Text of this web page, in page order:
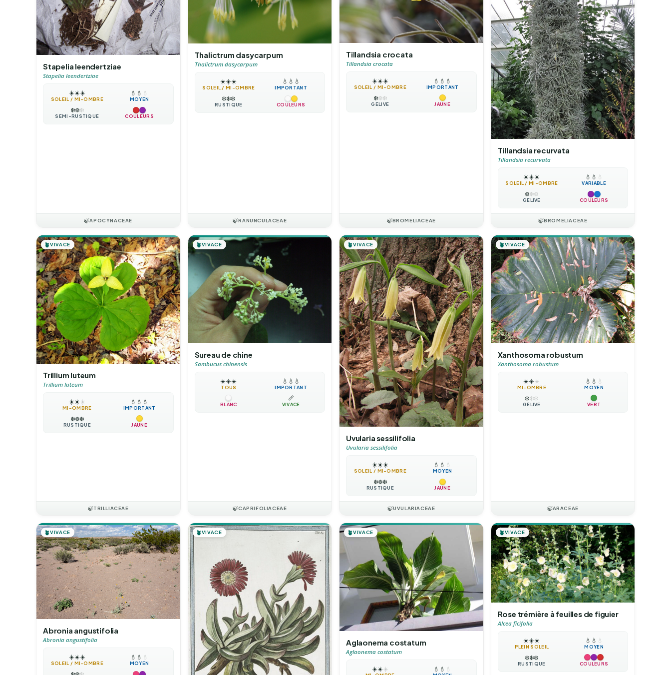
Stapelia leendertziae
Stapelia leendertziae
☀️☀️☀️
SOLEIL / MI-OMBRE
💧 💧 💧
MOYEN
❄️❄️❄️
SEMI-RUSTIQUE COULEURS
🍃APOCYNACEAE
Thalictrum dasycarpum
Thalictrum dasycarpum
☀️☀️☀️
SOLEIL / MI-OMBRE
💧 💧 💧
IMPORTANT
❄️❄️❄️
RUSTIQUE COULEURS
🍃RANUNCULACEAE
Tillandsia crocata
Tillandsia crocata
☀️☀️☀️
SOLEIL / MI-OMBRE
💧 💧 💧
IMPORTANT
❄️❄️❄️
GÉLIVE JAUNE
🍃BROMELIACEAE
Tillandsia recurvata
Tillandsia recurvata
☀️☀️☀️
SOLEIL / MI-OMBRE
💧 💧 💧
VARIABLE
❄️❄️❄️
GÉLIVE COULEURS
🍃BROMELIACEAE
🪴VIVACE
Trillium luteum
Trillium luteum
☀️☀️☀️
MI-OMBRE
💧 💧 💧
IMPORTANT
❄️❄️❄️
RUSTIQUE JAUNE
🍃TRILLIACEAE
🪴VIVACE
Sureau de chine
Sambucus chinensis
☀️☀️☀️
TOUS
💧 💧 💧
IMPORTANT
BLANC
📏
VIVACE
🍃CAPRIFOLIACEAE
🪴VIVACE
Uvularia sessilifolia
Uvularia sessilifolia
☀️☀️☀️
SOLEIL / MI-OMBRE
💧 💧 💧
MOYEN
❄️❄️❄️
RUSTIQUE JAUNE
🍃UVULARIACEAE
🪴VIVACE
Xanthosoma robustum
Xanthosoma robustum
☀️☀️☀️
MI-OMBRE
💧 💧 💧
MOYEN
❄️❄️❄️
GÉLIVE VERT
🍃ARACEAE
🪴VIVACE
Abronia angustifolia
Abronia angustifolia
☀️☀️☀️
SOLEIL / MI-OMBRE
💧 💧 💧
MOYEN
🪴VIVACE 🪴VIVACE
Aglaonema costatum
Aglaonema costatum
☀️☀️☀️ 💧 💧 💧
🪴VIVACE
Rose trémière à feuilles de figuier
Alcea ficifolia
☀️☀️☀️
PLEIN SOLEIL
💧 💧 💧
MOYEN
❄️❄️❄️
RUSTIQUE COULEURS